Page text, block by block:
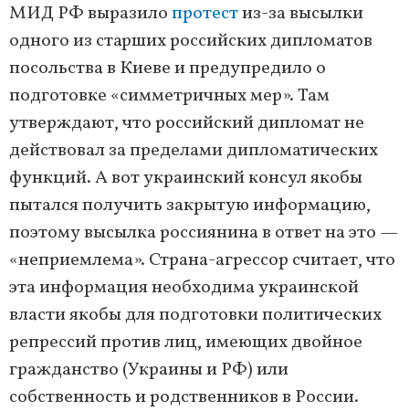
МИД РФ выразилопротестиз-за высылки
одного из старших российских дипломатов
посольства в Киеве и предупредило о
подготовке «симметричных мер». Там
утверждают, что российский дипломат не
действовал за пределами дипломатических
функций. А вот украинский консул якобы
пытался получить закрытую информацию,
поэтому высылка россиянина в ответ на это —
«неприемлема». Страна-агрессор считает, что
эта информация необходима украинской
власти якобы для подготовки политических
репрессий против лиц, имеющих двойное
гражданство (Украины и РФ) или
собственность и родственников в России.